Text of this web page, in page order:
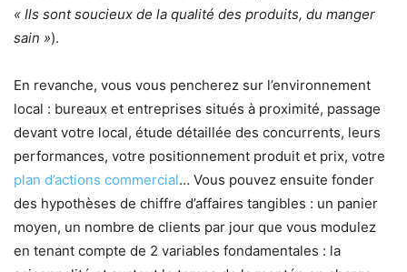
« Ils sont soucieux de la qualité des produits, du manger
sain »).
En revanche, vous vous pencherez sur l’environnement
local : bureaux et entreprises situés à proximité, passage
devant votre local, étude détaillée des concurrents, leurs
performances, votre positionnement produit et prix, votre
plan d’actions commercial… Vous pouvez ensuite fonder
des hypothèses de chiffre d’affaires tangibles : un panier
moyen, un nombre de clients par jour que vous modulez
en tenant compte de 2 variables fondamentales : la